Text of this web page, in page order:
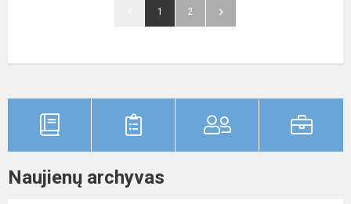
1 2
Naujienų archyvas